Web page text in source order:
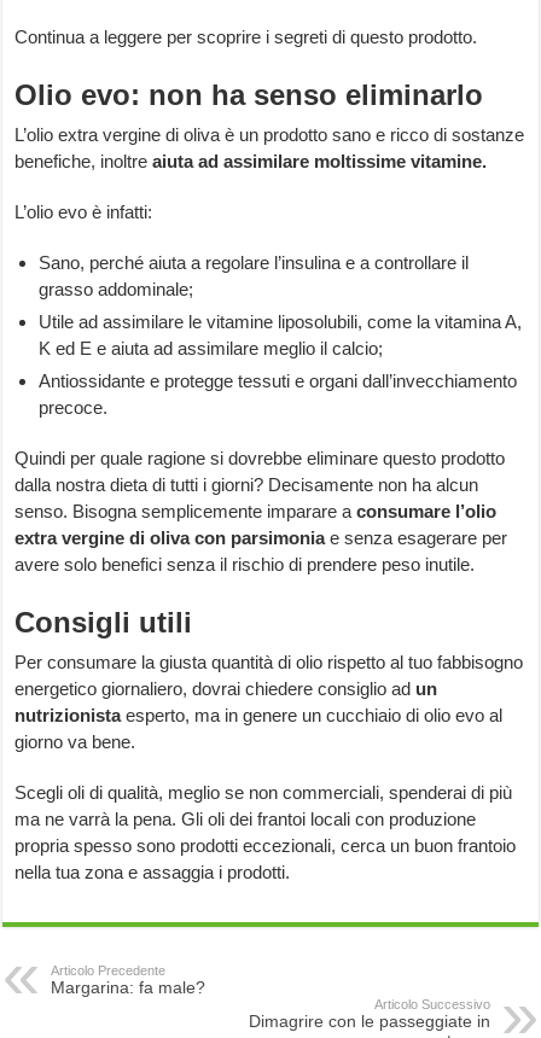
Continua a leggere per scoprire i segreti di questo prodotto.
Olio evo: non ha senso eliminarlo
L’olio extra vergine di oliva è un prodotto sano e ricco di sostanze
benefiche, inoltreaiuta ad assimilare moltissime vitamine.
L’olio evo è infatti:
Sano, perché aiuta a regolare l’insulina e a controllare il
grasso addominale;
Utile ad assimilare le vitamine liposolubili, come la vitamina A,
K ed E e aiuta ad assimilare meglio il calcio;
Antiossidante e protegge tessuti e organi dall’invecchiamento
precoce.
Quindi per quale ragione si dovrebbe eliminare questo prodotto
dalla nostra dieta di tutti i giorni? Decisamente non ha alcun
senso. Bisogna semplicemente imparare aconsumare l’olio
extra vergine di oliva con parsimoniae senza esagerare per
avere solo benefici senza il rischio di prendere peso inutile.
Consigli utili
Per consumare la giusta quantità di olio rispetto al tuo fabbisogno
energetico giornaliero, dovrai chiedere consiglio ad un
nutrizionistaesperto, ma in genere un cucchiaio di olio evo al
giorno va bene.
Scegli oli di qualità, meglio se non commerciali, spenderai di più
ma ne varrà la pena. Gli oli dei frantoi locali con produzione
propria spesso sono prodotti eccezionali, cerca un buon frantoio
nella tua zona e assaggia i prodotti.
Articolo Precedente
Margarina: fa male?
Articolo Successivo
Dimagrire con le passeggiate in